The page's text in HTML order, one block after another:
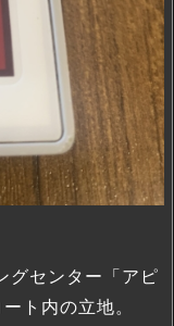
グセンター「アピ
ト内の立地。